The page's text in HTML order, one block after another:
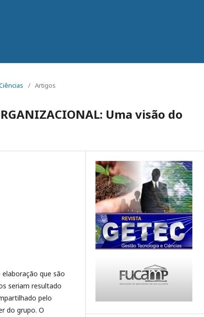
/ Artigos
Uma visão do
que são
seriam resultado
pelo
do grupo. O